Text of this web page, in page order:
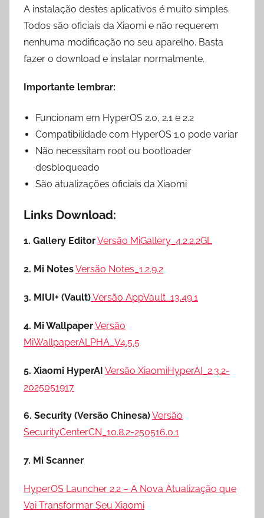
A instalação destes aplicativos é muito simples.
Todos são oficiais da Xiaomi e não requerem
nenhuma modificação no seu aparelho. Basta
fazer o download e instalar normalmente.
Importante lembrar:
Funcionam em HyperOS 2.0, 2.1 e 2.2
Compatibilidade com HyperOS 1.0 pode variar
Não necessitam root ou bootloader
desbloqueado
São atualizações oficiais da Xiaomi
Links Download:
1. Gallery EditorVersão MiGallery_4.2.2.2GL
2. Mi NotesVersão Notes_1.2.9.2
3. MIUI+ (Vault)Versão AppVault_13.49.1
4. Mi WallpaperVersão
MiWallpaperALPHA_V4.5.5
5. Xiaomi HyperAI Versão XiaomiHyperAI_2.3.2-
2025051917
6. Security (Versão Chinesa)Versão
SecurityCenterCN_10.8.2-250516.0.1
7. Mi Scanner
HyperOS Launcher 2.2 – A Nova Atualização que
Vai Transformar Seu Xiaomi